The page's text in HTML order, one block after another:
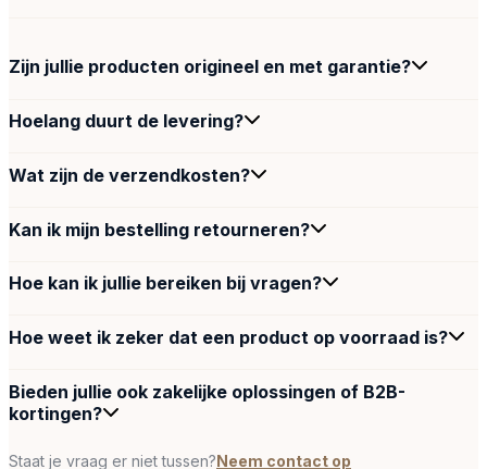
Zijn jullie producten origineel en met garantie?
Hoelang duurt de levering?
Wat zijn de verzendkosten?
Kan ik mijn bestelling retourneren?
Hoe kan ik jullie bereiken bij vragen?
Hoe weet ik zeker dat een product op voorraad is?
Bieden jullie ook zakelijke oplossingen of B2B-
kortingen?
Staat je vraag er niet tussen?Neem contact op